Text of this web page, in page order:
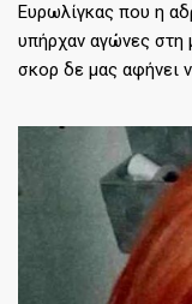
Ευρωλίγκας που η
υπήρχαν αγώνες στη
σκορ δε μας αφήνει